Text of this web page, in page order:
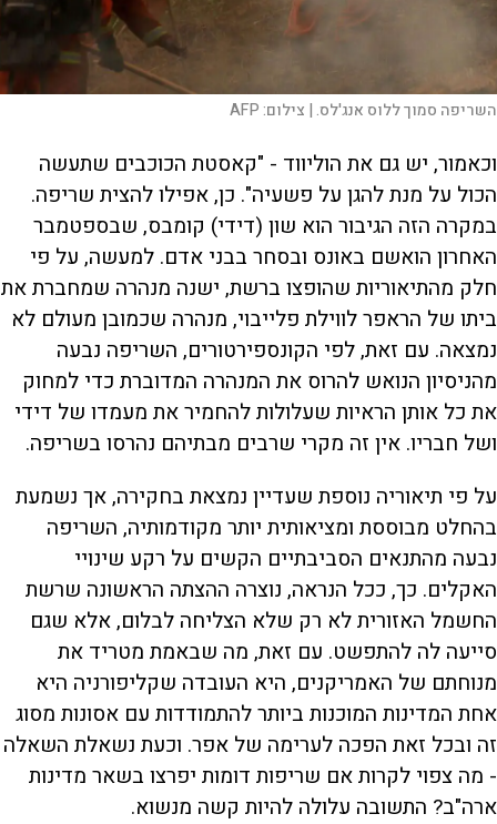
השריפה סמוך ללוס אנג'לס. | צילום:AFP
וכאמור, יש גם את הוליווד - "קאסטת הכוכבים שתעשה
הכול על מנת להגן על פשעיה". כן, אפילו להצית שריפה.
במקרה הזה הגיבור הוא שון (דידי) קומבס, שבספטמבר
האחרון הואשם באונס ובסחר בבני אדם. למעשה, על פי
חלק מהתיאוריות שהופצו ברשת, ישנה מנהרה שמחברת את
ביתו של הראפר לווילת פלייבוי, מנהרה שכמובן מעולם לא
נמצאה. עם זאת, לפי הקונספירטורים, השריפה נבעה
מהניסיון הנואש להרוס את המנהרה המדוברת כדי למחוק
את כל אותן הראיות שעלולות להחמיר את מעמדו של דידי
ושל חבריו. אין זה מקרי שרבים מבתיהם נהרסו בשריפה.
על פי תיאוריה נוספת שעדיין נמצאת בחקירה, אך נשמעת
בהחלט מבוססת ומציאותית יותר מקודמותיה, השריפה
נבעה מהתנאים הסביבתיים הקשים על רקע שינויי
האקלים. כך, ככל הנראה, נוצרה ההצתה הראשונה שרשת
החשמל האזורית לא רק שלא הצליחה לבלום, אלא שגם
סייעה לה להתפשט. עם זאת, מה שבאמת מטריד את
מנוחתם של האמריקנים, היא העובדה שקליפורניה היא
אחת המדינות המוכנות ביותר להתמודדות עם אסונות מסוג
זה ובכל זאת הפכה לערימה של אפר. וכעת נשאלת השאלה
- מה צפוי לקרות אם שריפות דומות יפרצו בשאר מדינות
ארה"ב? התשובה עלולה להיות קשה מנשוא.